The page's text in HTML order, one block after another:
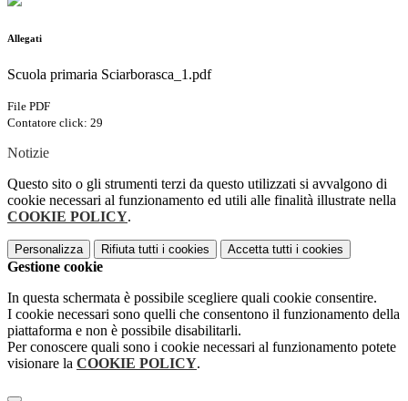
Allegati
Scuola primaria Sciarborasca_1.pdf
File PDF
Contatore click: 29
Notizie
Questo sito o gli strumenti terzi da questo utilizzati si avvalgono di
cookie necessari al funzionamento ed utili alle finalità illustrate nella
COOKIE POLICY.
Personalizza Rifiuta tutti i cookies Accetta tutti i cookies
Gestione cookie
In questa schermata è possibile scegliere quali cookie consentire.
I cookie necessari sono quelli che consentono il funzionamento della
piattaforma e non è possibile disabilitarli.
Per conoscere quali sono i cookie necessari al funzionamento potete
visionare la COOKIE POLICY.